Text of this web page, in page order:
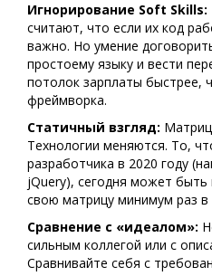
Игнорирование Soft Skills:
считают, что если их код
важно. Но умение
простоему языку и вести
потолок зарплаты быстрее,
фреймворка.
Статичный взгляд:
Технологии меняются. То,
разработчика в 2020 году
jQuery), сегодня может
свою матрицу минимум раз в
Сравнение с «идеалом»:
сильным коллегой или с
Сравнивайте себя с